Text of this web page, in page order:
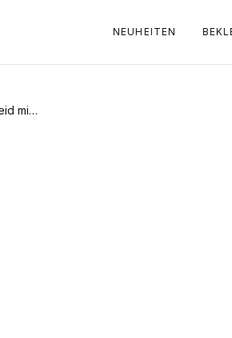
NEUHEITEN
Schwarzes Baumwollkleid mit offenem Rücken Zola